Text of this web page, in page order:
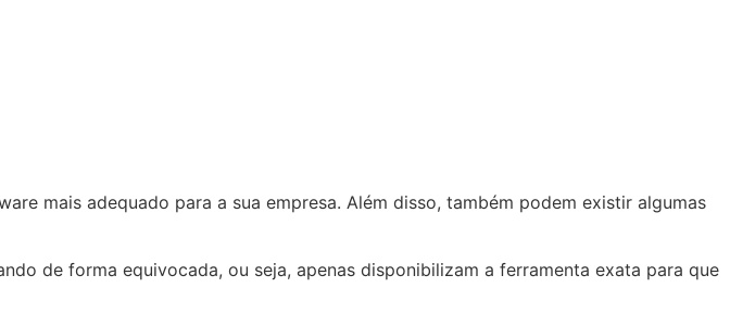
mais adequado para a sua empresa. Além disso, também podem existir algumas
de forma equivocada, ou seja, apenas disponibilizam a ferramenta exata para que